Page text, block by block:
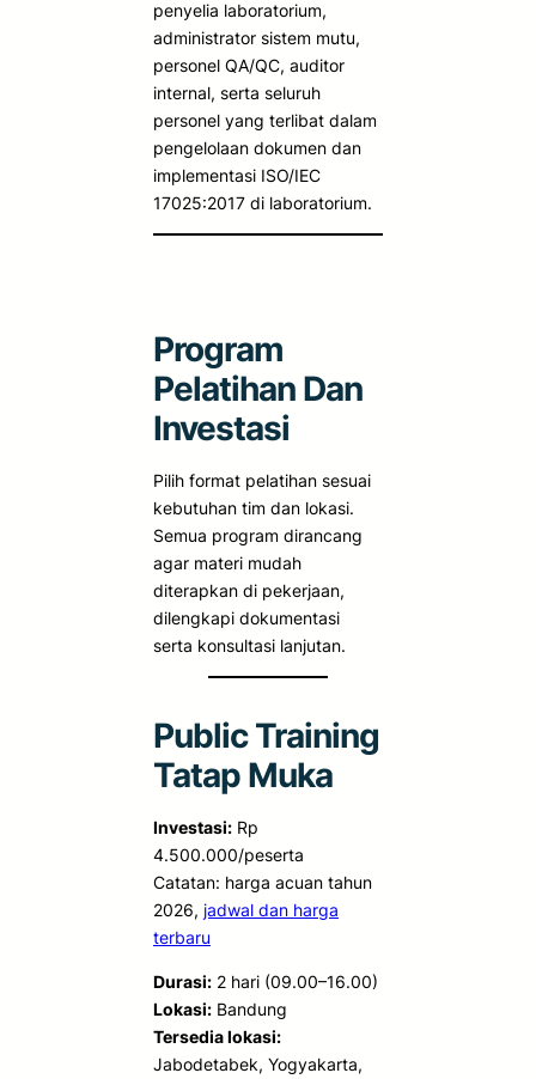
penyelia laboratorium,
administrator sistem mutu,
personel QA/QC, auditor
internal, serta seluruh
personel yang terlibat dalam
pengelolaan dokumen dan
implementasi ISO/IEC
17025:2017 di laboratorium.
Program
Pelatihan Dan
Investasi
Pilih format pelatihan sesuai
kebutuhan tim dan lokasi.
Semua program dirancang
agar materi mudah
diterapkan di pekerjaan,
dilengkapi dokumentasi
serta konsultasi lanjutan.
Public Training
Tatap Muka
Investasi: Rp
4.500.000/peserta
Catatan: harga acuan tahun
2026, jadwal dan harga
terbaru
Durasi: 2 hari (09.00–16.00)
Lokasi: Bandung
Tersedia lokasi:
Jabodetabek, Yogyakarta,